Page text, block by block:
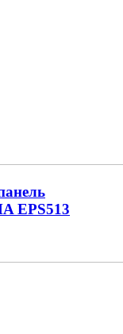
EPS513